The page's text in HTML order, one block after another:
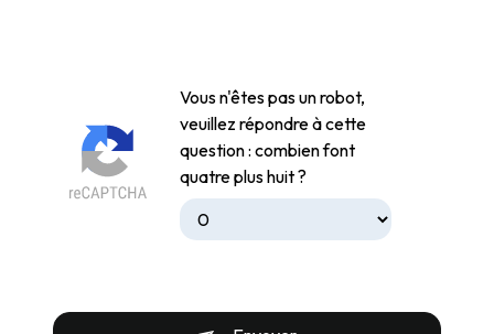
Vous n'êtes pas un robot,
veuillez répondre à cette
question : combien font
quatre plus huit ?